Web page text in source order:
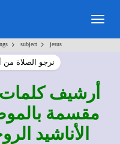
> subject > jesus
نرجو الصلاة من
أرشيف كلمات
مقسمة
الأناشيد